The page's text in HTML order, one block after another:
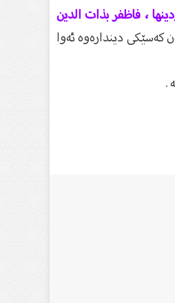
، فاظفر بذات الدین
کەسێکی دیندارەوە ئەوا
.